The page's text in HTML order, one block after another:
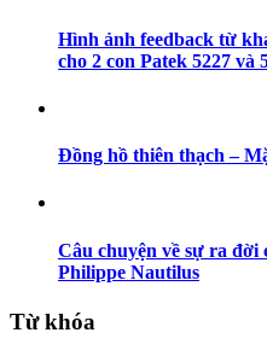
Hình ảnh feedback từ
cho 2 con Patek 5227 và
Đồng hồ thiên thạch –
Câu chuyện về sự ra đời
Philippe Nautilus
Từ khóa